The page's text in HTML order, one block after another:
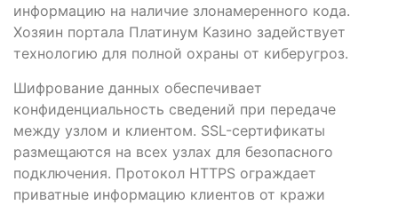
информацию на наличие злонамеренного кода.
Хозяин портала Платинум Казино задействует
технологию для полной охраны от киберугроз.
Шифрование данных обеспечивает
конфиденциальность сведений при передаче
между узлом и клиентом. SSL-сертификаты
размещаются на всех узлах для безопасного
подключения. Протокол HTTPS ограждает
приватные информацию клиентов от кражи